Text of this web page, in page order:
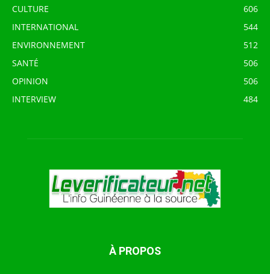
CULTURE
606
INTERNATIONAL
544
ENVIRONNEMENT
512
SANTÉ
506
OPINION
506
INTERVIEW
484
À PROPOS